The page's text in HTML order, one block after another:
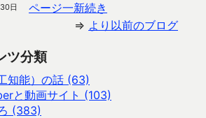
日
ページ一新続き
⇒ より以前のブログ
ツ分類
知能）の話 (63)
と動画サイト (103)
(383)